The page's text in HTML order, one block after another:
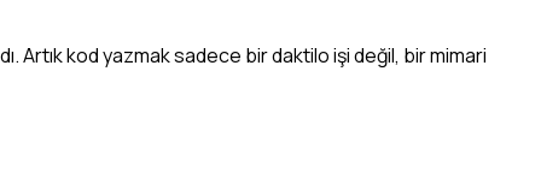
Artık kod yazmak sadece bir daktilo işi değil, bir mimari